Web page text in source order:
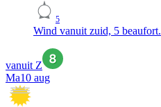
5
Wind vanuit zuid, 5 beaufort.
vanuit Z
Ma10 aug